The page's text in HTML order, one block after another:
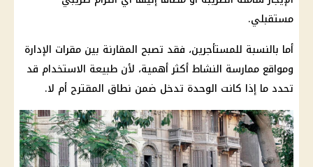
مستقبلي.
أما بالنسبة للمستأجرين، فقد تصبح المقارنة بين مقرات الإدارة
ومواقع ممارسة النشاط أكثر أهمية، لأن طبيعة الاستخدام قد
تحدد ما إذا كانت الوحدة تدخل ضمن نطاق المقترح أم لا.